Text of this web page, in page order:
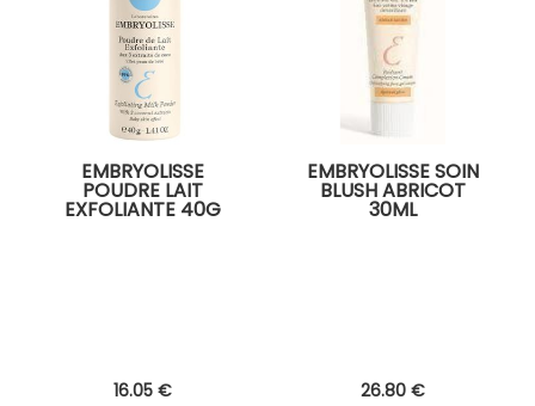
EMBRYOLISSE
POUDRE LAIT
EXFOLIANTE 40G
16.05 €
EMBRYOLISSE SOIN
BLUSH ABRICOT
30ML
26.80 €